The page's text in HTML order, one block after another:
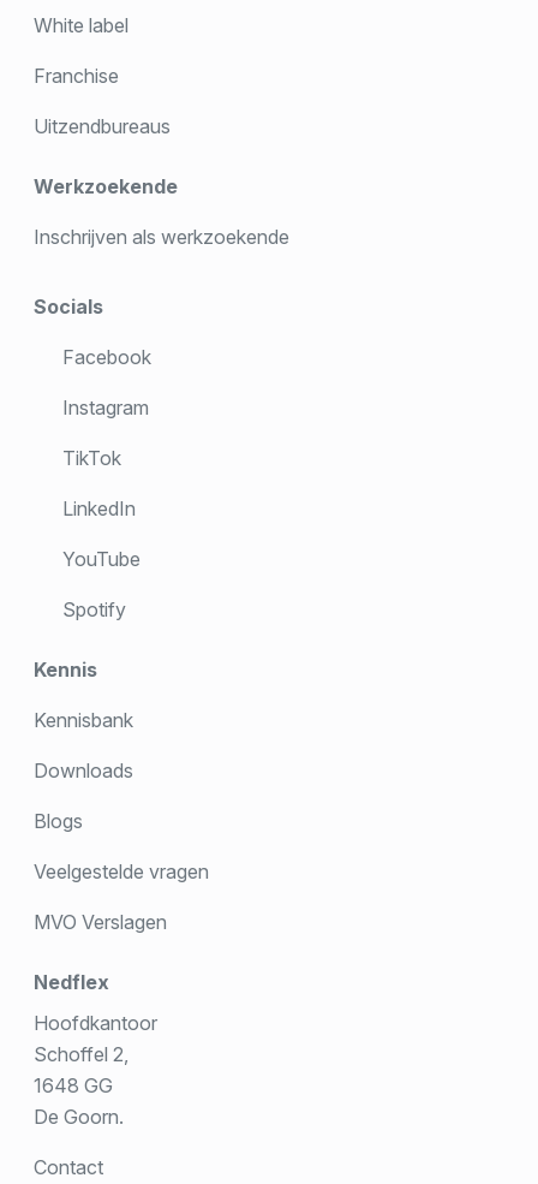
White label
Franchise
Uitzendbureaus
Werkzoekende
Inschrijven als werkzoekende
Socials
Facebook
Instagram
TikTok
LinkedIn
YouTube
Spotify
Kennis
Kennisbank
Downloads
Blogs
Veelgestelde vragen
MVO Verslagen
Nedflex
Hoofdkantoor
Schoffel 2,
1648 GG
De Goorn.
Contact